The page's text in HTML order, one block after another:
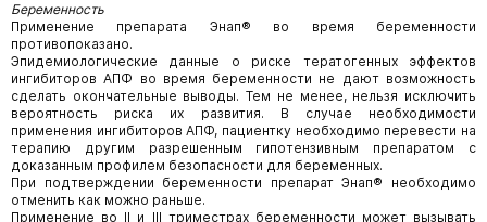
Беременность
Применение препарата Энап® во время беременности
противопоказано.
Эпидемиологические данные о риске тератогенных эффектов
ингибиторов АПФ во время беременности не дают возможность
сделать окончательные выводы. Тем не менее, нельзя исключить
вероятность риска их развития. В случае необходимости
применения ингибиторов АПФ, пациентку необходимо перевести на
терапию другим разрешенным гипотензивным препаратом с
доказанным профилем безопасности для беременных.
При подтверждении беременности препарат Энап® необходимо
отменить как можно раньше.
Применение во II и III триместрах беременности может вызывать